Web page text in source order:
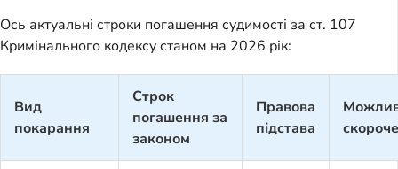
Ось актуальні строки погашення судимості за ст. 107
Кримінального кодексу станом на 2026 рік:
Вид
покарання
Строк
погашення за
законом
Правова
підстава